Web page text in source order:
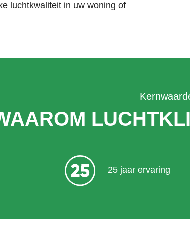
luchtkwaliteit in uw woning of
25 jaar ervaring